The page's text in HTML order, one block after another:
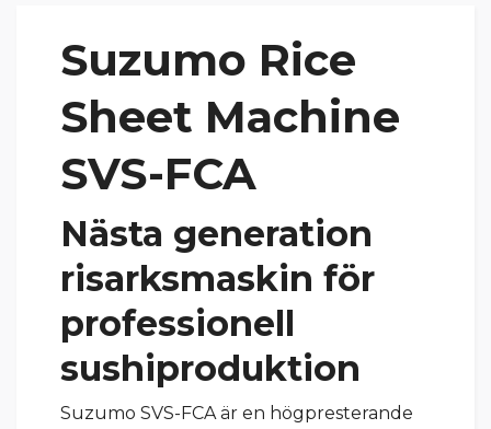
Suzumo Rice
Sheet Machine
SVS-FCA
Nästa generation
risarksmaskin för
professionell
sushiproduktion
Suzumo SVS-FCA är en högpresterande